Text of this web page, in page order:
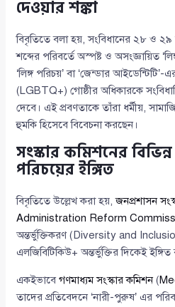
দেওয়ার শঙ্কা
বিবৃতিতে বলা হয়, সংবিধানের ২৮ ও ২৯
শব্দের পরিবর্তে অস্পষ্ট ও অসংজ্ঞায়িত
‘লিঙ্গ পরিচয়’ বা ‘জেন্ডার
(LGBTQ+) গোষ্ঠীর অধিকারকে
দেবে। এই প্রবণতাকে তাঁরা ধর্মীয়,
হুমকি হিসেবে বিবেচনা করছেন।
সংস্কার কমিশনের
পরিচয়ের ইঙ্গিত
বিবৃতিতে উল্লেখ করা হয়,জনপ্রশাসন
Administration Reform
অন্তর্ভুক্তিকরণ (Diversity and
এলজিবিটিকিউ+ অন্তর্ভুক্তির দিকেই
একইভাবেগণমাধ্যম সংস্কার কমিশন(
তাদের প্রতিবেদনে ‘নারী-পুরুষ’ এর